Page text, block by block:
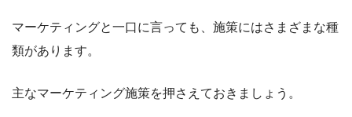
マーケティングと一口に言っても、施策にはさまざまな種
類があります。
主なマーケティング施策を押さえておきましょう。